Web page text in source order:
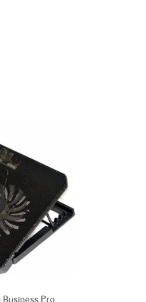
Pro